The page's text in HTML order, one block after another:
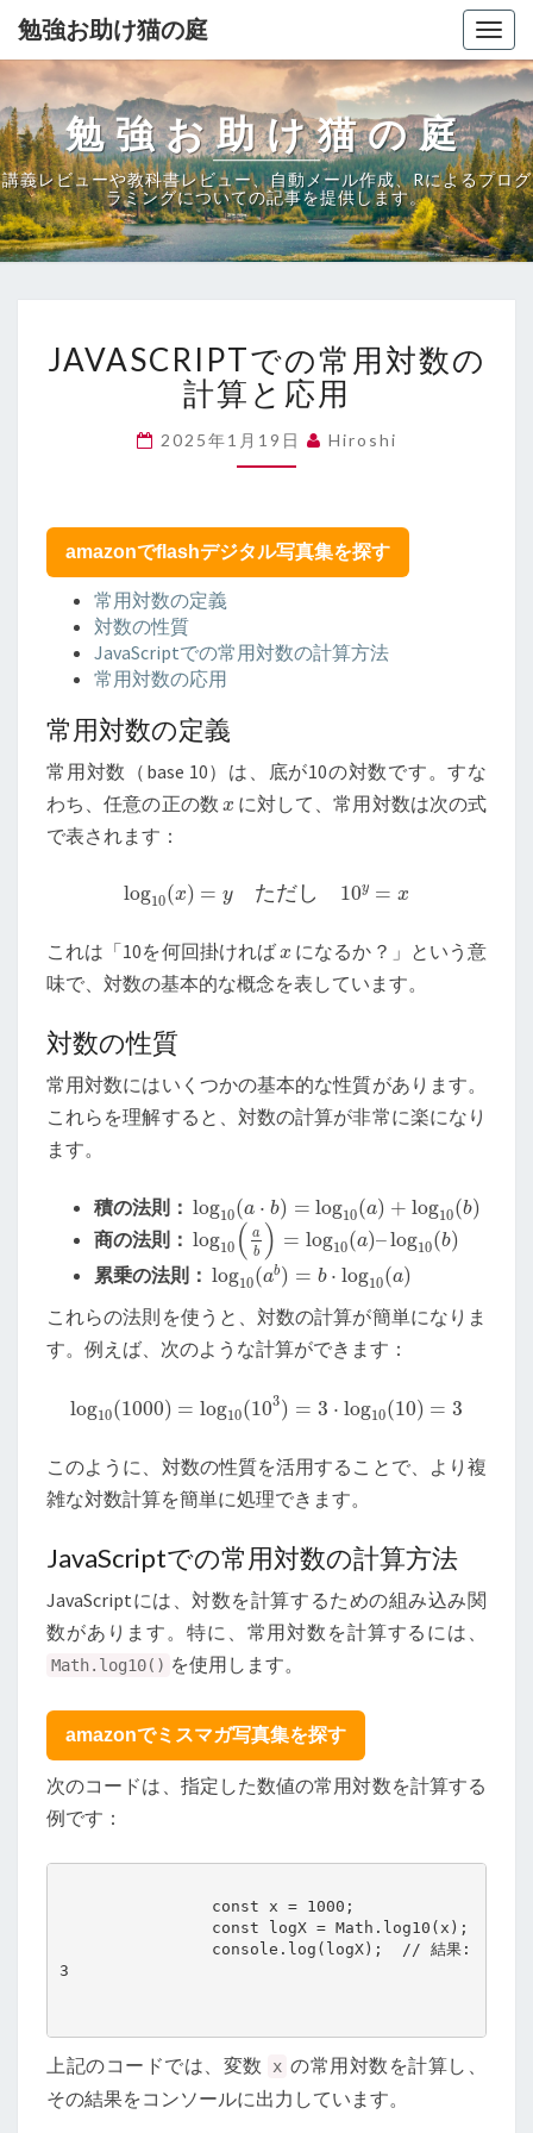
勉強お助け猫の庭
勉強お助け猫の庭
講義レビューや教科書レビュー、自動メール作成、Rによるプログ
ラミングについての記事を提供します。
で
の
常
用
対
計
算
用
JAVASCRIPTでの常用対数の
計算と応用
2025年1月19日 Hiroshi
amazonでflashデジタル写真集を探す
常用対数の定義
対数の性質
JavaScriptでの常用対数の計算方法
常用対数の応用
常用対数の定義
常用対数（base 10）は、底が10の対数です。すな
わち、任意の正の数 x
x に対して、常用対数は次の式
で表されます：
log10(x) = y ただ し 10y = x
log10 ただし y=x
これは「10を何回掛ければx
x になるか？」という意
味で、対数の基本的な概念を表しています。
対数の性質
常用対数にはいくつかの基本的な性質があります。
これらを理解すると、対数の計算が非常に楽になり
ます。
積の法則： log10(a ⋅ b) = log10(a) + log10(b)
log 10(a b)= log10 a)+log 10(b
商の法則： log10 ( a
b ) = log10(a)–log10(b)
log10(a b)= log10(a)–log 10(b)
累乗の法則： log10(ab) = b ⋅ log10(a)
log 10(ab ⋅ log a
これらの法則を使うと、対数の計算が簡単になりま
す。例えば、次のような計算ができます：
log10(1000) = log10(103) = 3 ⋅ log10(10) = 3
log10(1000 = 10 (10 3 log 10)=
このように、対数の性質を活用することで、より複
雑な対数計算を簡単に処理できます。
JavaScriptでの常用対数の計算方法
JavaScriptには、対数を計算するための組み込み関
数があります。特に、常用対数を計算するには、
Math.log10() を使用します。
amazonでミスマガ写真集を探す
次のコードは、指定した数値の常用対数を計算する
例です：
3
上記のコードでは、変数 x の常用対数を計算し、
その結果をコンソールに出力しています。